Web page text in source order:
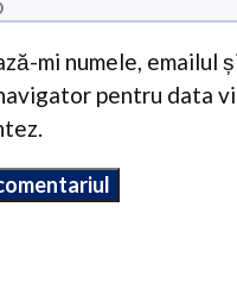
mi numele, emailul
pentru data